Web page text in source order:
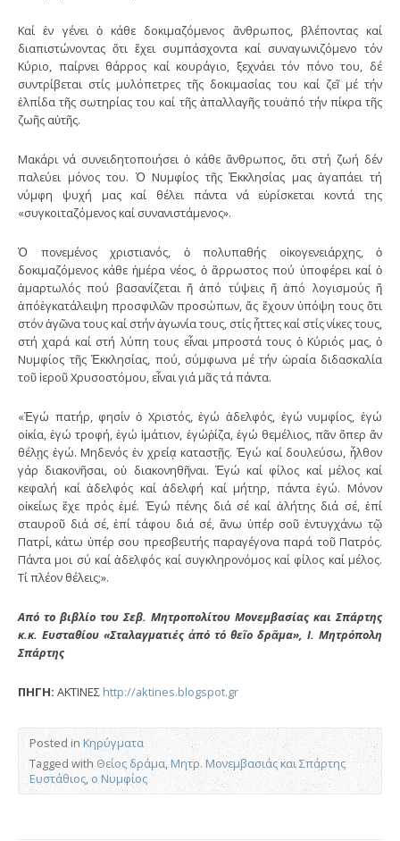
Καί ἐν γένει ὁ κάθε δοκιμαζόμενος ἄνθρωπος, βλέποντας καί
διαπιστώνοντας ὅτι ἔχει συμπάσχοντα καί συναγωνιζόμενο τόν
Κύριο, παίρνει θάρρος καί κουράγιο, ξεχνάει τόν πόνο του, δέ
συντρίβεται στίς μυλόπετρες τῆς δοκιμασίας του καί ζεῖ μέ τήν
ἐλπίδα τῆς σωτηρίας του καί τῆς ἀπαλλαγῆς τουἀπό τήν πίκρα τῆς
ζωῆς αὐτῆς.
Μακάρι νά συνειδητοποιήσει ὁ κάθε ἄνθρωπος, ὅτι στή ζωή δέν
παλεύει μόνος του. Ὁ Νυμφίος τῆς Ἐκκλησίας μας ἀγαπάει τή
νύμφη ψυχή μας καί θέλει πάντα νά εὑρίσκεται κοντά της
«συγκοιταζόμενος καί συνανιστάμενος».
Ὁ πονεμένος χριστιανός, ὁ πολυπαθής οἰκογενειάρχης, ὁ
δοκιμαζόμενος κάθε ἡμέρα νέος, ὁ ἄρρωστος πού ὑποφέρει καί ὁ
ἁμαρτωλός πού βασανίζεται ἤ ἀπό τύψεις ἤ ἀπό λογισμούς ἤ
ἀπόἐγκατάλειψη προσφιλῶν προσώπων, ἄς ἔχουν ὑπόψη τους ὅτι
στόν ἀγῶνα τους καί στήν ἀγωνία τους, στίς ἧττες καί στίς νίκες τους,
στή χαρά καί στή λύπη τους εἶναι μπροστά τους ὁ Κύριός μας, ὁ
Νυμφίος τῆς Ἐκκλησίας, πού, σύμφωνα μέ τήν ὡραία διδασκαλία
τοῦ ἱεροῦ Χρυσοστόμου, εἶναι γιά μᾶς τά πάντα.
«Ἐγώ πατήρ, φησίν ὁ Χριστός, ἐγώ ἀδελφός, ἐγώ νυμφίος, ἐγώ
οἰκία, ἐγώ τροφή, ἐγώ ἱμάτιον, ἐγώῥίζα, ἐγώ θεμέλιος, πᾶν ὅπερ ἄν
θέλῃς ἐγώ. Μηδενός ἐν χρείᾳ καταστῇς. Ἐγώ καί δουλεύσω, ἦλθον
γάρ διακονῆσαι, οὐ διακονηθῆναι. Ἐγώ καί φίλος καί μέλος καί
κεφαλή καί ἀδελφός καί ἀδελφή καί μήτηρ, πάντα ἐγώ. Μόνον
οἰκείως ἔχε πρός ἐμέ. Ἐγώ πένης διά σέ καί ἀλήτης διά σέ, ἐπί
σταυροῦ διά σέ, ἐπί τάφου διά σέ, ἄνω ὑπέρ σοῦ ἐντυγχάνω τῷ
Πατρί, κάτω ὑπέρ σου πρεσβευτής παραγέγονα παρά τοῦ Πατρός.
Πάντα μοι σύ καί ἀδελφός καί συγκληρονόμος καί φίλος καί μέλος.
Τί πλέον θέλεις;».
Από το βιβλίο του Σεβ. Μητροπολίτου Μονεμβασίας και Σπάρτης
κ.κ. Ευσταθίου «Σταλαγματιές ἀπό τό θεῖο δρᾶμα», Ι. Μητρόπολη
Σπάρτης
ΠΗΓΗ: ΑΚΤΙΝΕΣ http://aktines.blogspot.gr
Posted in Κηρύγματα
Tagged withΘείος δράμα,Μητρ. Μονεμβασιάς και Σπάρτης
Ευστάθιος, ο Νυμφίος